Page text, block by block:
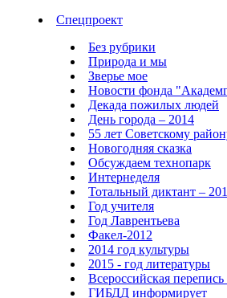
Спецпроект
Без рубрики
Природа и мы
Зверье мое
Новости фонда
Декада пожилых людей
День города – 2014
55 лет Советскому
Новогодняя сказка
Обсуждаем технопарк
Интернеделя
Тотальный диктант –
Год учителя
Год Лаврентьева
Факел-2012
2014 год культуры
2015 - год литературы
Всероссийская перепись
ГИБДД информирует